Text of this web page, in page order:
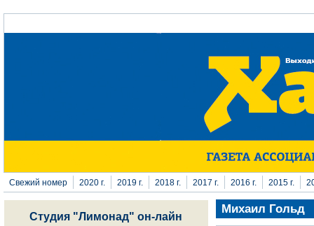
Перейти к основному содержанию
Свежий номер 2020 г. 2019 г. 2018 г. 2017 г. 2016 г. 2015 г.
Студия "Лимонад" он-лайн
Михаил Гольд